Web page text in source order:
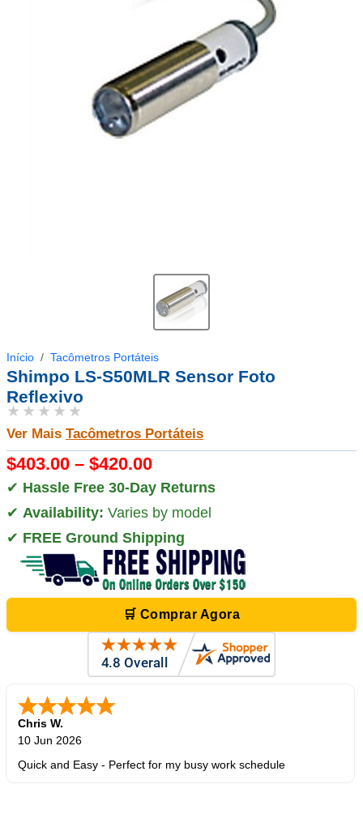
Início Tacômetros Portáteis
Shimpo LS-S50MLR Sensor Foto
Reflexivo
★★★★★
Ver Mais Tacômetros Portáteis
$403.00 – $420.00
✔ Hassle Free 30-Day Returns
✔ Availability: Varies by model
✔ FREE Ground Shipping
🛒 Comprar Agora
Chris W.
10 Jun 2026
Quick and Easy - Perfect for my busy work schedule